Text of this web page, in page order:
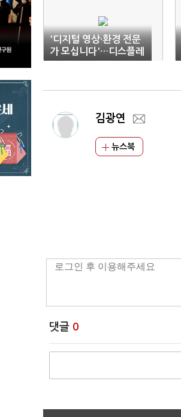
'디지털 영상·환경 전문
가 모십니다'…디스플레
이업계, 채용 보폭 확대
김광연
뉴스북
댓글 0